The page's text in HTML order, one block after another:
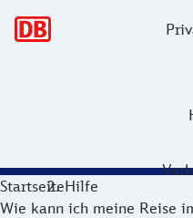
StartseiteHilfe
Wie kann ich meine Reise